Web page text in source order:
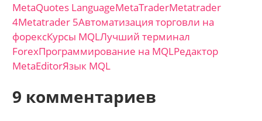
MetaQuotes LanguageMetaTraderMetatrader
4Metatrader 5Автоматизация торговли на
форексКурсы MQLЛучший терминал
ForexПрограммирование на MQLРедактор
MetaEditorЯзык MQL
9 комментариев